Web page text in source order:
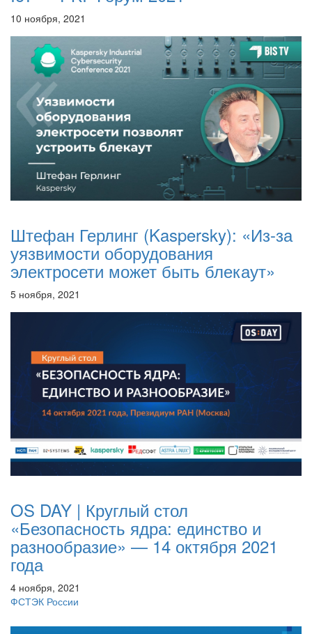
10 ноября, 2021
Штефан Герлинг (Kaspersky): «Из-за
уязвимости оборудования
электросети может быть блекаут»
5 ноября, 2021
OS DAY | Круглый стол
«Безопасность ядра: единство и
разнообразие» — 14 октября 2021
года
4 ноября, 2021
ФСТЭК России